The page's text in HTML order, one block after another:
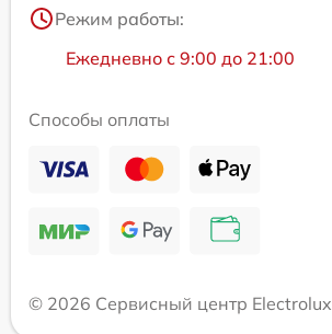
Режим работы:
Ежедневно с 9:00 до 21:00
Способы оплаты
© 2026 Сервисный центр Electrolux